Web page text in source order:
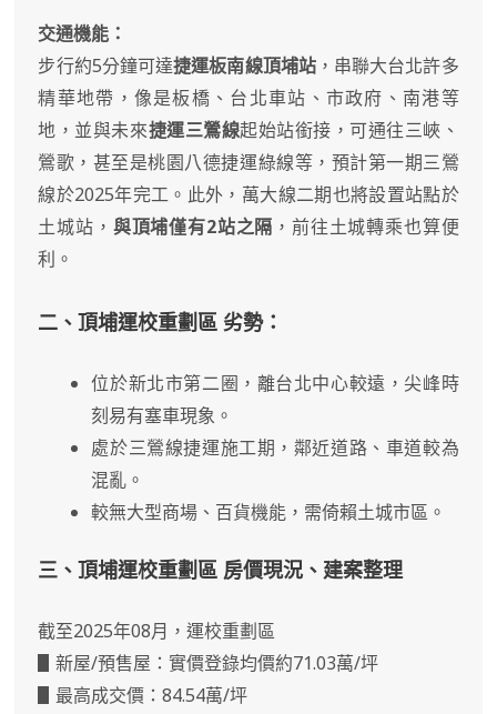
交通機能：
步行約5分鐘可達捷運板南線頂埔站，串聯大台北許多
精華地帶，像是板橋、台北車站、市政府、南港等
地，並與未來捷運三鶯線起始站銜接，可通往三峽、
鶯歌，甚至是桃園八德捷運綠線等，預計第一期三鶯
線於2025年完工。此外，萬大線二期也將設置站點於
土城站， 與頂埔僅有2站之隔 ，前往土城轉乘也算便
利。
二、頂埔運校重劃區 劣勢：
位於新北市第二圈，離台北中心較遠，尖峰時
刻易有塞車現象。
處於三鶯線捷運施工期，鄰近道路、車道較為
混亂。
較無大型商場、百貨機能，需倚賴土城市區。
三、頂埔運校重劃區 房價現況、建案整理
截至2025年08月，運校重劃區
▋新屋/預售屋：實價登錄均價約71.03萬/坪
▋最高成交價：84.54萬/坪